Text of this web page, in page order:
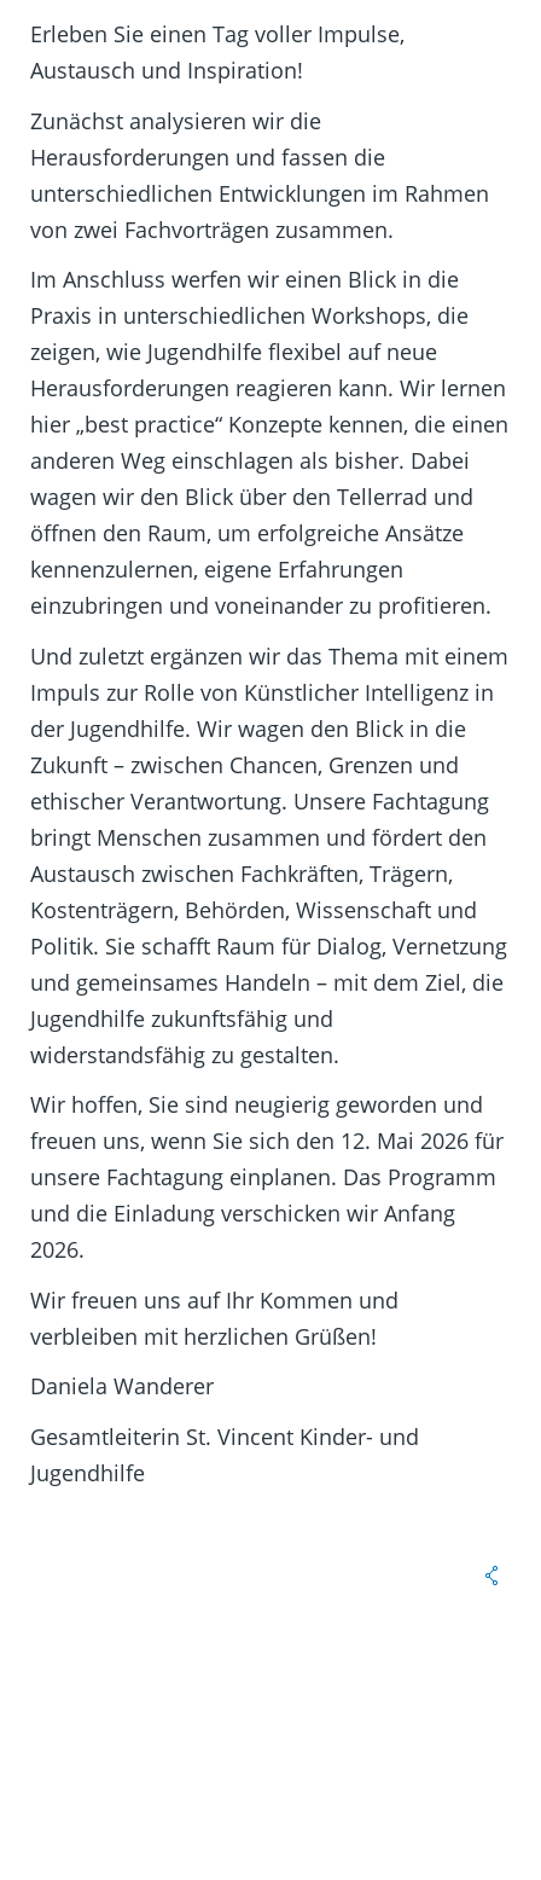
Erleben Sie einen Tag voller Impulse,
Austausch und Inspiration!
Zunächst analysieren wir die
Herausforderungen und fassen die
unterschiedlichen Entwicklungen im Rahmen
von zwei Fachvorträgen zusammen.
Im Anschluss werfen wir einen Blick in die
Praxis in unterschiedlichen Workshops, die
zeigen, wie Jugendhilfe flexibel auf neue
Herausforderungen reagieren kann. Wir lernen
hier „best practice“ Konzepte kennen, die einen
anderen Weg einschlagen als bisher. Dabei
wagen wir den Blick über den Tellerrad und
öffnen den Raum, um erfolgreiche Ansätze
kennenzulernen, eigene Erfahrungen
einzubringen und voneinander zu profitieren.
Und zuletzt ergänzen wir das Thema mit einem
Impuls zur Rolle von Künstlicher Intelligenz in
der Jugendhilfe. Wir wagen den Blick in die
Zukunft – zwischen Chancen, Grenzen und
ethischer Verantwortung. Unsere Fachtagung
bringt Menschen zusammen und fördert den
Austausch zwischen Fachkräften, Trägern,
Kostenträgern, Behörden, Wissenschaft und
Politik. Sie schafft Raum für Dialog, Vernetzung
und gemeinsames Handeln – mit dem Ziel, die
Jugendhilfe zukunftsfähig und
widerstandsfähig zu gestalten.
Wir hoffen, Sie sind neugierig geworden und
freuen uns, wenn Sie sich den 12. Mai 2026 für
unsere Fachtagung einplanen. Das Programm
und die Einladung verschicken wir Anfang
2026.
Wir freuen uns auf Ihr Kommen und
verbleiben mit herzlichen Grüßen!
Daniela Wanderer
Gesamtleiterin St. Vincent Kinder- und
Jugendhilfe